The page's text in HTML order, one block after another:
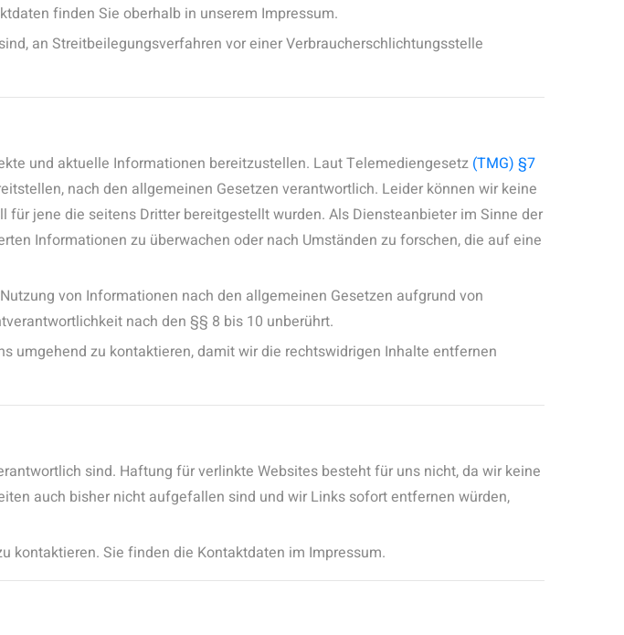
finden Sie oberhalb in unserem Impressum.
an Streitbeilegungsverfahren vor einer Verbraucherschlichtungsstelle
und aktuelle Informationen bereitzustellen. Laut Telemediengesetz (TMG) §7
nach den allgemeinen Gesetzen verantwortlich. Leider können wir keine
jene die seitens Dritter bereitgestellt wurden. Als Diensteanbieter im Sinne der
Informationen zu überwachen oder nach Umständen zu forschen, die auf eine
von Informationen nach den allgemeinen Gesetzen aufgrund von
nach den §§ 8 bis 10 unberührt.
umgehend zu kontaktieren, damit wir die rechtswidrigen Inhalte entfernen
sind. Haftung für verlinkte Websites besteht für uns nicht, da wir keine
auch bisher nicht aufgefallen sind und wir Links sofort entfernen würden,
kontaktieren. Sie finden die Kontaktdaten im Impressum.